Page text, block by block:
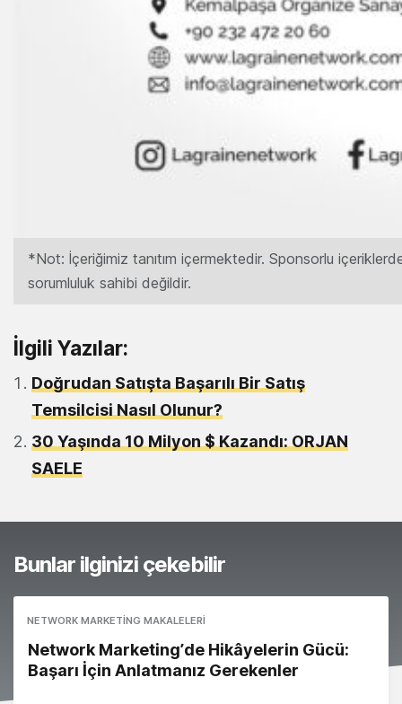
*Not: İçeriğimiz tanıtım içermektedir. Sponsorlu
sorumluluk sahibi değildir.
İlgili Yazılar:
Doğrudan Satışta Başarılı Bir Satış
Temsilcisi Nasıl Olunur?
30 Yaşında 10 Milyon $ Kazandı: ORJAN
SAELE
Bunlar ilginizi çekebilir
NETWORK MARKETING MAKALELERI
Network Marketing’de Hikâyelerin Gücü:
Başarı İçin Anlatmanız Gerekenler